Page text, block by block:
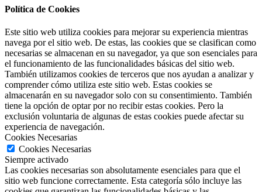
Política de Cookies
Este sitio web utiliza cookies para mejorar su experiencia mientras
navega por el sitio web. De estas, las cookies que se clasifican como
necesarias se almacenan en su navegador, ya que son esenciales para
el funcionamiento de las funcionalidades básicas del sitio web.
También utilizamos cookies de terceros que nos ayudan a analizar y
comprender cómo utiliza este sitio web. Estas cookies se
almacenarán en su navegador solo con su consentimiento. También
tiene la opción de optar por no recibir estas cookies. Pero la
exclusión voluntaria de algunas de estas cookies puede afectar su
experiencia de navegación.
Cookies Necesarias
Cookies Necesarias
Siempre activado
Las cookies necesarias son absolutamente esenciales para que el
sitio web funcione correctamente. Esta categoría sólo incluye las